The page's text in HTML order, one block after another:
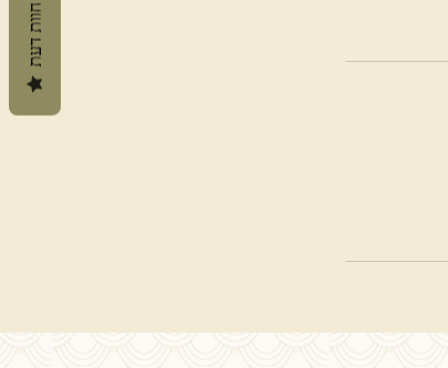
חוות דעת